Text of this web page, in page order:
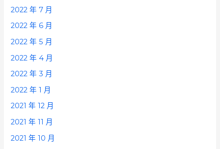
2022 年 7 月
2022 年 6 月
2022 年 5 月
2022 年 4 月
2022 年 3 月
2022 年 1 月
2021 年 12 月
2021 年 11 月
2021 年 10 月